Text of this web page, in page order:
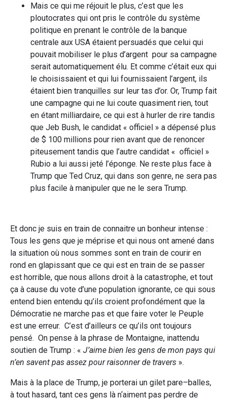
Mais ce qui me réjouit le plus, c’est que les
ploutocrates qui ont pris le contrôle du système
politique en prenant le contrôle de la banque
centrale aux USA étaient persuadés que celui qui
pouvait mobiliser le plus d’argent pour sa campagne
serait automatiquement élu. Et comme c’était eux qui
le choisissaient et qui lui fournissaient l’argent, ils
étaient bien tranquilles sur leur tas d’or. Or, Trump fait
une campagne qui ne lui coute quasiment rien, tout
en étant milliardaire, ce qui est à hurler de rire tandis
que Jeb Bush, le candidat « officiel » a dépensé plus
de $ 100 millions pour rien avant que de renoncer
piteusement tandis que l’autre candidat « officiel »
Rubio a lui aussi jeté l’éponge. Ne reste plus face à
Trump que Ted Cruz, qui dans son genre, ne sera pas
plus facile à manipuler que ne le sera Trump.
Et donc je suis en train de connaitre un bonheur intense :
Tous les gens que je méprise et qui nous ont amené dans
la situation où nous sommes sont en train de courir en
rond en glapissant que ce qui est en train de se passer
est horrible, que nous allons droit à la catastrophe, et tout
ça à cause du vote d’une population ignorante, ce qui sous
entend bien entendu qu’ils croient profondément que la
Démocratie ne marche pas et que faire voter le Peuple
est une erreur. C’est d’ailleurs ce qu’ils ont toujours
pensé. On pense à la phrase de Montaigne, inattendu
soutien de Trump : « J’aime bien les gens de mon pays qui
n’en savent pas assez pour raisonner de travers ».
Mais à la place de Trump, je porterai un gilet pare–balles,
à tout hasard, tant ces gens là n‘aiment pas perdre de